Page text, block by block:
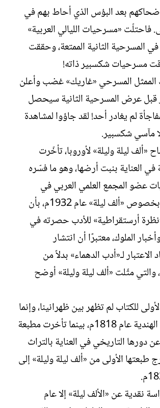
بعد البؤس الذي أحاط بهم في
فاحتلّت «مسرحيات الليالي العربية»
المسرحية الثانية الممتعة، وحققت
مسرحيات شكسبير ذاته!
الممثل المسرحي «غاريك» غضب وأعلن
قبل عرض المسرحية الثانية سيحصل
لم يغادر أحد! لقد جاؤوا لمشاهدة
لا مآسي شكسبير.
«ألف ليلة وليلة» لأوروبا، تأخّرت
في العناية بنبت أرضها، وهو ما فسّره
عضو المجمع العلمي العربي في
محاضرة ألقاها بخصوص «ألف ليلة» عام 1932م، بأن
أرستقراطية» للأدب حصرته في
الملوك، معتبرًا أن انتشار
الاعتبار لـ«أدب الدهماء» بدلاً من
والتي مثّلت «ألف ليلة وليلة» أوضح
للكتاب لم تظهر بين ظهرانينا، وإنما
في مدينة كلكتا الهندية عام 1818م، بينما تأخرت مطبعة
دورها التاريخي في العناية بالتراث
طبعتها الأولى من «ألف ليلة وليلة» إلى
نقدية عن «الألف ليلة» إلا عام